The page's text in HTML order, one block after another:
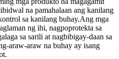
na pamahalaan ang kanilang
sa kanilang buhay.Ang mga
ng ihi, nagpoprotekta sa
sa sarili at nagbibigay-daan sa
araw-araw na buhay ay isang